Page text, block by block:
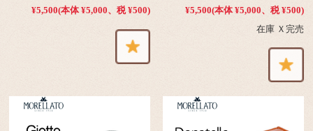
¥5,500(本体 ¥5,000、税 ¥500)
¥5,500(本体 ¥5,000、税 ¥500)
在庫 Ｘ完売